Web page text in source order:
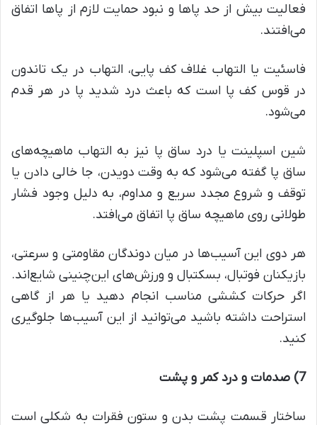
فعالیت بیش از حد پاها و نبود حمایت لازم از پاها اتفاق
می‌افتند.
فاسئیت یا التهاب غلاف کف پایی، التهاب در یک تاندون
در قوس کف پا است که باعث درد شدید پا در هر قدم
می‌شود.
شین اسپلینت یا درد ساق پا نیز به التهاب ماهیچه‌های
ساق پا گفته می‌شود که به وقت دویدن، جا خالی دادن یا
توقف و شروع مجدد سریع و مداوم، به دلیل وجود فشار
طولانی روی ماهیچه ساق پا اتفاق می‌افتد.
هر دوی این آسیب‌ها در میان دوندگان مقاومتی و سرعتی،
بازیکنان فوتبال، بسکتبال و ورزش‌های این‌چنینی شایع‌اند.
اگر حرکات کششی مناسب انجام دهید یا هر از گاهی
استراحت داشته باشید می‌توانید از این آسیب‌ها جلوگیری
کنید.
7) صدمات و درد کمر و پشت
ساختار قسمت پشت بدن و ستون فقرات به شکلی است